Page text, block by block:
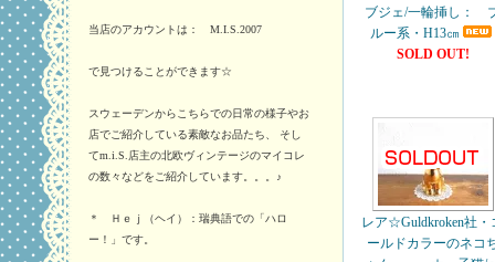
当店のアカウントは： M.I.S.2007
で見つけることができます☆
スウェーデンからこちらでの日常の様子やお
店でご紹介している素敵なお品たち、 そし
てm.i.S.店主の北欧ヴィンテージのマイコレ
の数々などをご紹介しています。。。♪
＊ Ｈｅｊ（ヘイ）：瑞典語での「ハロ
ー！」です。
ブジェ/一輪挿し：
ルー系・H13㎝
SOLD OUT!
レア☆Guldkroken社・
ールドカラーのネコ